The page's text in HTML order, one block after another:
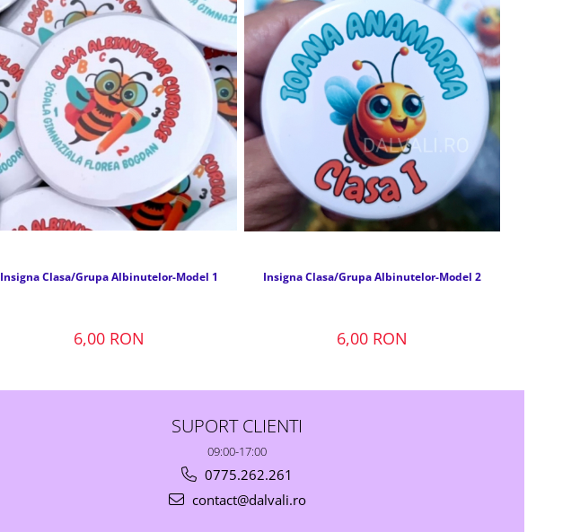
Insigna Clasa/Grupa Albinutelor-Model 1
6,00 RON
Insigna Clasa/Grupa Albinutelor-Model 2
6,00 RON
SUPORT CLIENTI
09:00-17:00
0775.262.261
contact@dalvali.ro